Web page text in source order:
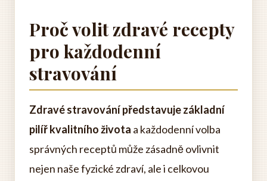
Proč volit zdravé recepty
pro každodenní
stravování
Zdravé stravování představuje základní
pilíř kvalitního života a každodenní volba
správných receptů může zásadně ovlivnit
nejen naše fyzické zdraví, ale i celkovou